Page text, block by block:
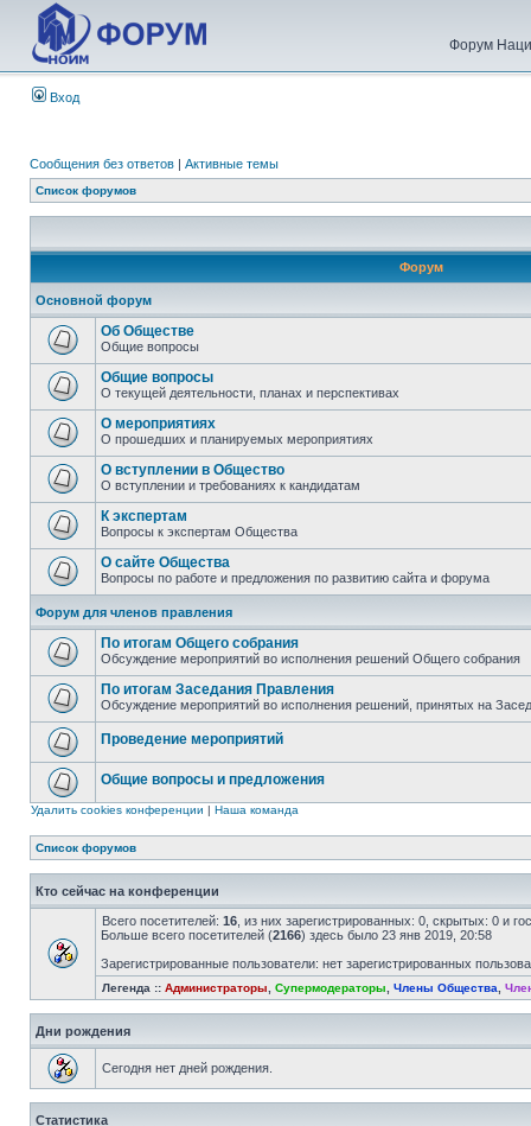
Форум
Вход
Сообщения без ответов | Активные темы
Список форумов
Форум
Основной форум
Об Обществе
Общие вопросы
Общие вопросы
О текущей деятельности, планах и перспективах
О мероприятиях
О прошедших и планируемых мероприятиях
О вступлении в Общество
О вступлении и требованиях к кандидатам
К экспертам
Вопросы к экспертам Общества
О сайте Общества
Вопросы по работе и предложения по развитию сайта и форума
Форум для членов правления
По итогам Общего собрания
Обсуждение мероприятий во исполнения решений Общего собрания
По итогам Заседания Правления
Обсуждение мероприятий во исполнения решений, принятых на
Проведение мероприятий
Общие вопросы и предложения
Удалить cookies конференции | Наша команда
Список форумов
Кто сейчас на конференции
Всего посетителей: 16 , из них зарегистрированных: 0, скрытых: 0 и
Больше всего посетителей (2166) здесь было 23 янв 2019, 20:58
Зарегистрированные пользователи: нет зарегистрированных
Легенда :: Администраторы Супермодераторы Члены Общества
Дни рождения
Сегодня нет дней рождения.
Статистика